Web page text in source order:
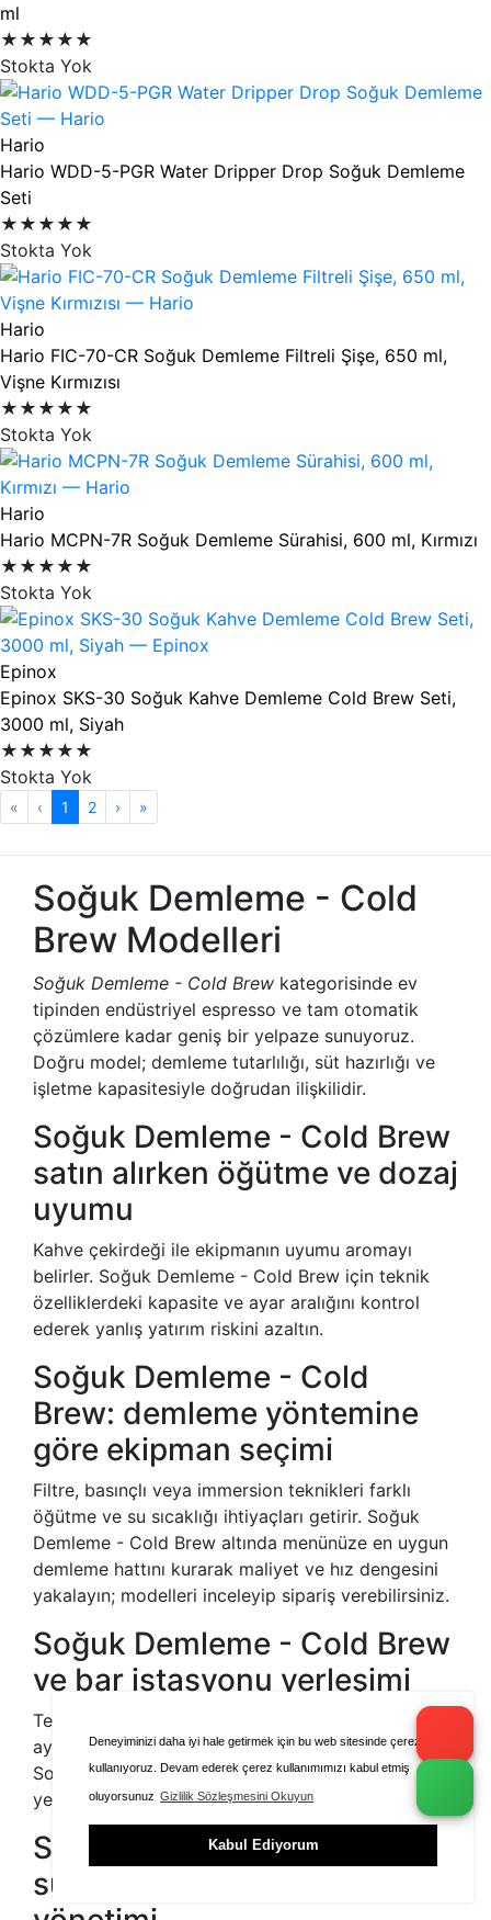
Deneyiminizi daha iyi hale getirmek için bu web sitesinde çerezleri
kullanıyoruz. Devam ederek çerez kullanımımızı kabul etmiş
oluyorsunuz Gizlilik Sözleşmesini Okuyun
Kabul Ediyorum
ml
★★★★★
Stokta Yok
Hario
Hario WDD-5-PGR Water Dripper Drop Soğuk Demleme
Seti
★★★★★
Stokta Yok
Hario
Hario FIC-70-CR Soğuk Demleme Filtreli Şişe, 650 ml,
Vişne Kırmızısı
★★★★★
Stokta Yok
Hario
Hario MCPN-7R Soğuk Demleme Sürahisi, 600 ml, Kırmızı
★★★★★
Stokta Yok
Epinox
Epinox SKS-30 Soğuk Kahve Demleme Cold Brew Seti,
3000 ml, Siyah
★★★★★
Stokta Yok
« ‹ 1 (mevcut)
2 › »
Soğuk Demleme - Cold
Brew Modelleri
Soğuk Demleme - Cold Brew kategorisinde ev
tipinden endüstriyel espresso ve tam otomatik
çözümlere kadar geniş bir yelpaze sunuyoruz.
Doğru model; demleme tutarlılığı, süt hazırlığı ve
işletme kapasitesiyle doğrudan ilişkilidir.
Soğuk Demleme - Cold Brew
satın alırken öğütme ve dozaj
uyumu
Kahve çekirdeği ile ekipmanın uyumu aromayı
belirler. Soğuk Demleme - Cold Brew için teknik
özelliklerdeki kapasite ve ayar aralığını kontrol
ederek yanlış yatırım riskini azaltın.
Soğuk Demleme - Cold
Brew: demleme yöntemine
göre ekipman seçimi
Filtre, basınçlı veya immersion teknikleri farklı
öğütme ve su sıcaklığı ihtiyaçları getirir. Soğuk
Demleme - Cold Brew altında menünüze en uygun
demleme hattını kurarak maliyet ve hız dengesini
yakalayın; modelleri inceleyip sipariş verebilirsiniz.
Soğuk Demleme - Cold Brew
ve bar istasyonu yerleşimi
Tezgâh yüksekliği, grup sayısı ve öğütücü konumu
aynı anda çalışan baristalar için akış oluşturur.
Soğuk Demleme - Cold Brew seçiminde ölçüleri
yerleşim planınızla eşleştirin.
Soğuk Demleme - Cold Brew
su filtrasyonu ve kireç